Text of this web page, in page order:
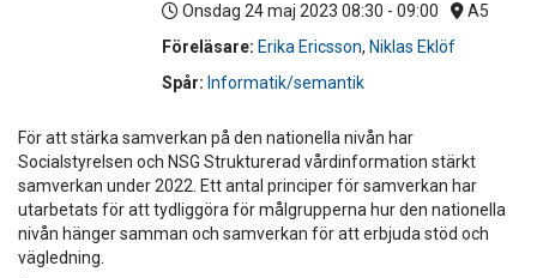
Onsdag 24 maj 2023 08:30 - 09:00
A5
Föreläsare: Erika Ericsson, Niklas Eklöf
Spår: Informatik/semantik
För att stärka samverkan på den nationella nivån har
Socialstyrelsen och NSG Strukturerad vårdinformation stärkt
samverkan under 2022. Ett antal principer för samverkan har
utarbetats för att tydliggöra för målgrupperna hur den nationella
nivån hänger samman och samverkan för att erbjuda stöd och
vägledning.